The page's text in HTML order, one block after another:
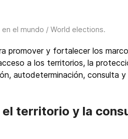
en el mundo / World elections.
promover y fortalecer los
a los territorios, la
autodeterminación, consulta
territorio y la